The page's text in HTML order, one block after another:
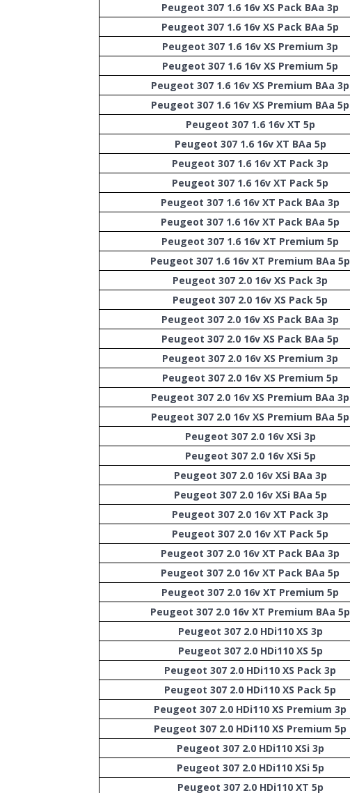
Peugeot 307 1.6 16v XS Pack BAa 3p
Peugeot 307 1.6 16v XS Pack BAa 5p
Peugeot 307 1.6 16v XS Premium 3p
Peugeot 307 1.6 16v XS Premium 5p
Peugeot 307 1.6 16v XS Premium BAa 3p
Peugeot 307 1.6 16v XS Premium BAa 5p
Peugeot 307 1.6 16v XT 5p
Peugeot 307 1.6 16v XT BAa 5p
Peugeot 307 1.6 16v XT Pack 3p
Peugeot 307 1.6 16v XT Pack 5p
Peugeot 307 1.6 16v XT Pack BAa 3p
Peugeot 307 1.6 16v XT Pack BAa 5p
Peugeot 307 1.6 16v XT Premium 5p
Peugeot 307 1.6 16v XT Premium BAa 5p
Peugeot 307 2.0 16v XS Pack 3p
Peugeot 307 2.0 16v XS Pack 5p
Peugeot 307 2.0 16v XS Pack BAa 3p
Peugeot 307 2.0 16v XS Pack BAa 5p
Peugeot 307 2.0 16v XS Premium 3p
Peugeot 307 2.0 16v XS Premium 5p
Peugeot 307 2.0 16v XS Premium BAa 3p
Peugeot 307 2.0 16v XS Premium BAa 5p
Peugeot 307 2.0 16v XSi 3p
Peugeot 307 2.0 16v XSi 5p
Peugeot 307 2.0 16v XSi BAa 3p
Peugeot 307 2.0 16v XSi BAa 5p
Peugeot 307 2.0 16v XT Pack 3p
Peugeot 307 2.0 16v XT Pack 5p
Peugeot 307 2.0 16v XT Pack BAa 3p
Peugeot 307 2.0 16v XT Pack BAa 5p
Peugeot 307 2.0 16v XT Premium 5p
Peugeot 307 2.0 16v XT Premium BAa 5p
Peugeot 307 2.0 HDi110 XS 3p
Peugeot 307 2.0 HDi110 XS 5p
Peugeot 307 2.0 HDi110 XS Pack 3p
Peugeot 307 2.0 HDi110 XS Pack 5p
Peugeot 307 2.0 HDi110 XS Premium 3p
Peugeot 307 2.0 HDi110 XS Premium 5p
Peugeot 307 2.0 HDi110 XSi 3p
Peugeot 307 2.0 HDi110 XSi 5p
Peugeot 307 2.0 HDi110 XT 5p